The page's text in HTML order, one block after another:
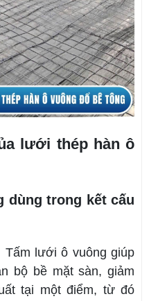
lưới thép hàn ô
dùng trong kết cấu
Tấm lưới ô vuông giúp
bộ bề mặt sàn, giảm
tại một điểm, từ đó